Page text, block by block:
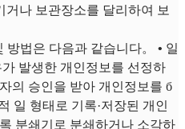
거나 보관장소를 달리하여 보
법은 다음과 같습니다。 • 일
발생한 개인정보를 선정하
의 승인을 받아 개인정보를 б
일 형태로 기록·저장된 개인
분쇄기로 분쇄하거나 소각하